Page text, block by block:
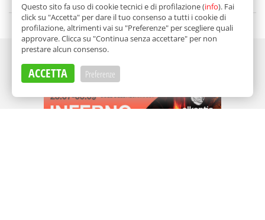
diGabriella Di Carlo
Questo sito fa uso di cookie tecnici e di profilazione (info). Fai
click su "Accetta" per dare il tuo consenso a tutti i cookie di
profilazione, altrimenti vai su "Preferenze" per scegliere quali
approvare. Clicca su "Continua senza accettare" per non
prestare alcun consenso.
ACCETTA Preferenze